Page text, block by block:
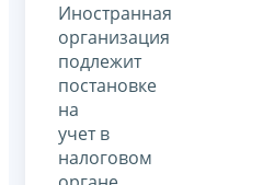
Иностранная
организация
подлежит
постановке
на
учет в
налоговом